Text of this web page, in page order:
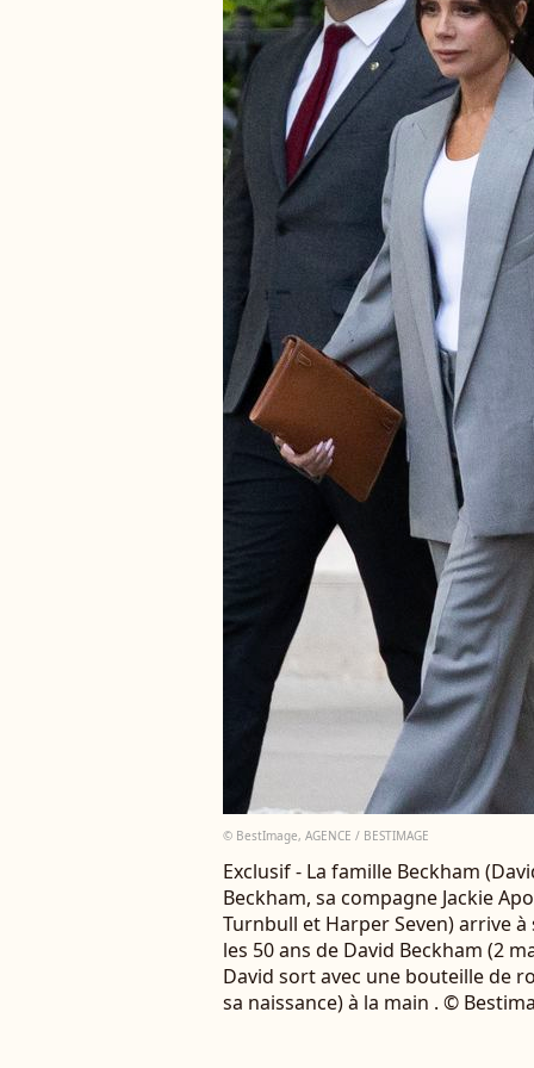
© BestImage, AGENCE / BESTIMAGE
Exclusif - La famille Beckham
Beckham, sa compagne Jackie
Turnbull et Harper Seven) arrive
les 50 ans de David Beckham (2
David sort avec une bouteille de
sa naissance) à la main . ©